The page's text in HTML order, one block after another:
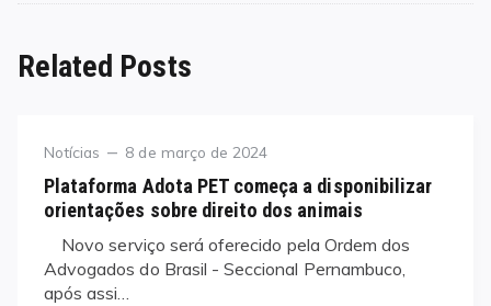
Related Posts
Category
Notícias
Posted
8 de março de 2024
Plataforma Adota PET começa a disponibilizar
orientações sobre direito dos animais
Novo serviço será oferecido pela Ordem dos
Advogados do Brasil - Seccional Pernambuco,
após assi…